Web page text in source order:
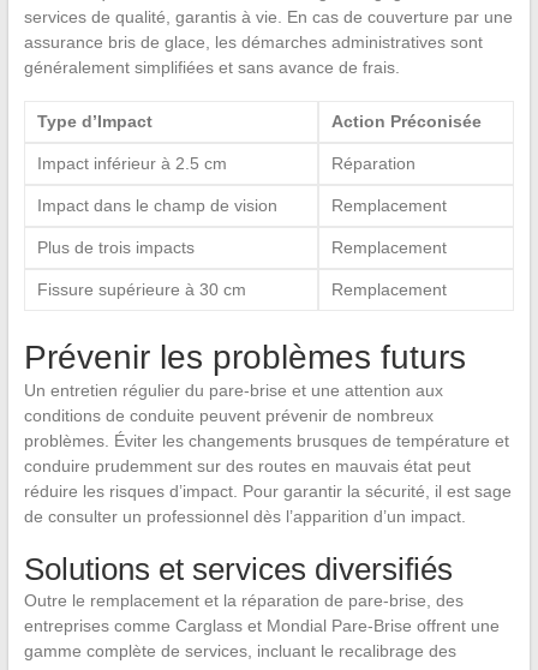
services de qualité, garantis à vie. En cas de couverture par une
assurance bris de glace, les démarches administratives sont
généralement simplifiées et sans avance de frais.
Type d’Impact Action Préconisée
Impact inférieur à 2.5 cm Réparation
Impact dans le champ de vision Remplacement
Plus de trois impacts Remplacement
Fissure supérieure à 30 cm Remplacement
Prévenir les problèmes futurs
Un entretien régulier du pare-brise et une attention aux
conditions de conduite peuvent prévenir de nombreux
problèmes. Éviter les changements brusques de température et
conduire prudemment sur des routes en mauvais état peut
réduire les risques d’impact. Pour garantir la sécurité, il est sage
de consulter un professionnel dès l’apparition d’un impact.
Solutions et services diversifiés
Outre le remplacement et la réparation de pare-brise, des
entreprises comme Carglass et Mondial Pare-Brise offrent une
gamme complète de services, incluant le recalibrage des